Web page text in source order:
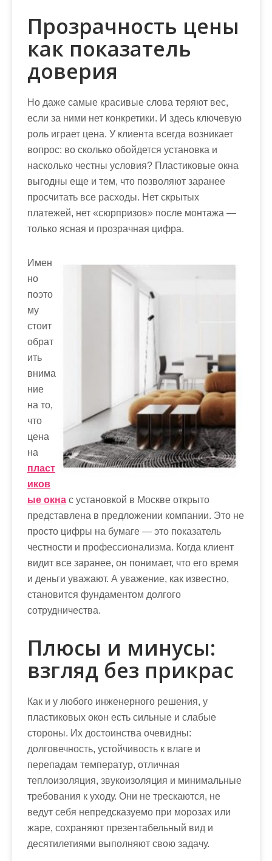
Прозрачность цены
как показатель
доверия
Но даже самые красивые слова теряют вес,
если за ними нет конкретики. И здесь ключевую
роль играет цена. У клиента всегда возникает
вопрос: во сколько обойдется установка и
насколько честны условия? Пластиковые окна
выгодны еще и тем, что позволяют заранее
просчитать все расходы. Нет скрытых
платежей, нет «сюрпризов» после монтажа —
только ясная и прозрачная цифра.
Имен
но
поэто
му
стоит
обрат
ить
внима
ние
на то,
что
цена
на
пласт
иков
ые окна с установкой в Москве открыто
представлена в предложении компании. Это не
просто цифры на бумаге — это показатель
честности и профессионализма. Когда клиент
видит все заранее, он понимает, что его время
и деньги уважают. А уважение, как известно,
становится фундаментом долгого
сотрудничества.
Плюсы и минусы:
взгляд без прикрас
Как и у любого инженерного решения, у
пластиковых окон есть сильные и слабые
стороны. Их достоинства очевидны:
долговечность, устойчивость к влаге и
перепадам температур, отличная
теплоизоляция, звукоизоляция и минимальные
требования к уходу. Они не трескаются, не
ведут себя непредсказуемо при морозах или
жаре, сохраняют презентабельный вид и
десятилетиями выполняют свою задачу.